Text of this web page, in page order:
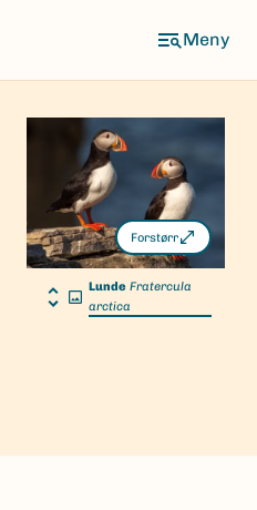
Forstørr
Lunde Fratercula
arctica